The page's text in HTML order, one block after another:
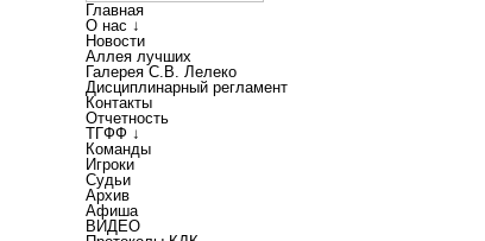
Главная
О нас ↓
Новости
Аллея лучших
Галерея С.В. Лелеко
Дисциплинарный регламент
Контакты
Отчетность
ТГФФ ↓
Команды
Игроки
Судьи
Архив
Афиша
ВИДЕО